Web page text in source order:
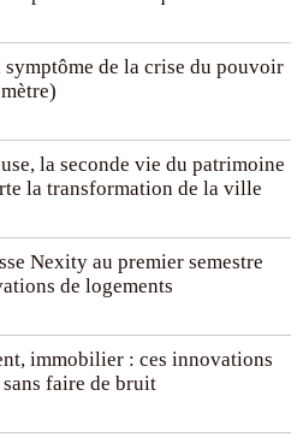
symptôme de la crise du pouvoir
la seconde vie du patrimoine
la transformation de la ville
Nexity au premier semestre
de logements
immobilier : ces innovations
faire de bruit